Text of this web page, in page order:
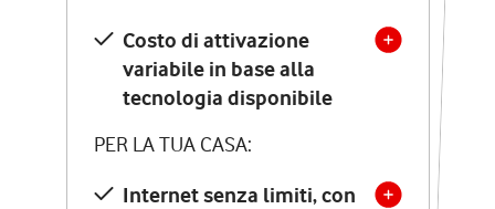
Costo di attivazione
variabile in base alla
tecnologia disponibile
PER LA TUA CASA:
Internet senza limiti, con
Costo di attivazione
variabile in base alla
tecnologia disponibile
PER LA TUA CASA:
Internet senza limiti, con
la migliore tecnologia